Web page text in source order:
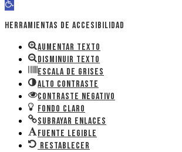
Abrir barra de herramientas
Herramientas de accesibilidad
Aumentar texto
Disminuir texto
Escala de grises
Alto contraste
Contraste negativo
Fondo claro
Subrayar enlaces
Fuente legible
Restablecer